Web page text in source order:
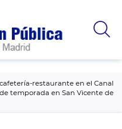
restaurante en el Canal
temporada en San Vicente de